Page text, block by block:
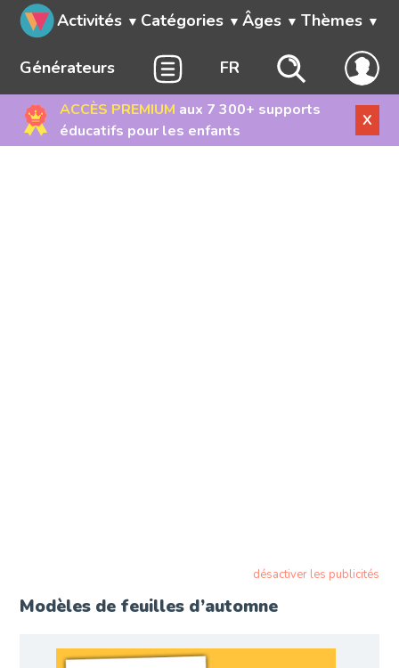
Activités Catégories Âges Thèmes
Générateurs FR
ACCÈS PREMIUM aux 7 300+ supports
éducatifs pour les enfants
X
désactiver les publicités
Modèles de feuilles d’automne